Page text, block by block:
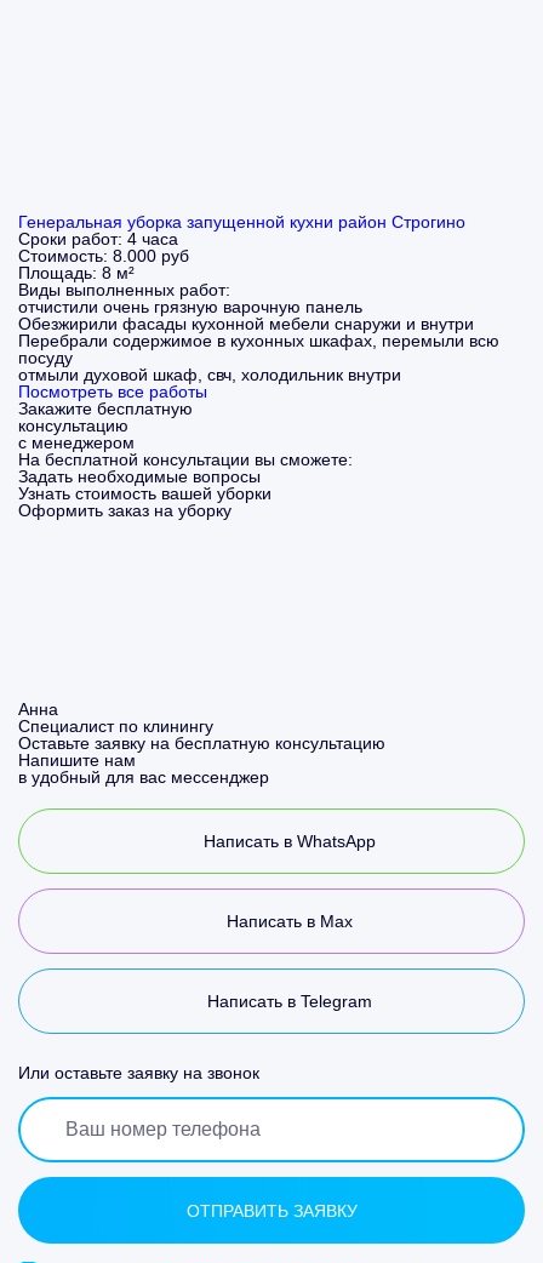
Генеральная уборка запущенной кухни район Строгино
Сроки работ: 4 часа
Стоимость: 8.000 руб
Площадь: 8 м²
Виды выполненных работ:
отчистили очень грязную варочную панель
Обезжирили фасады кухонной мебели снаружи и внутри
Перебрали содержимое в кухонных шкафах, перемыли всю
посуду
отмыли духовой шкаф, свч, холодильник внутри
Посмотреть все работы
Закажите бесплатную
консультацию
с менеджером
На бесплатной консультации вы сможете:
Задать необходимые вопросы
Узнать стоимость вашей уборки
Оформить заказ на уборку
Анна
Специалист по клинингу
Оставьте заявку на бесплатную консультацию
Напишите нам
в удобный для вас мессенджер
Написать в WhatsApp
Написать в Max
Написать в Telegram
Или оставьте заявку на звонок